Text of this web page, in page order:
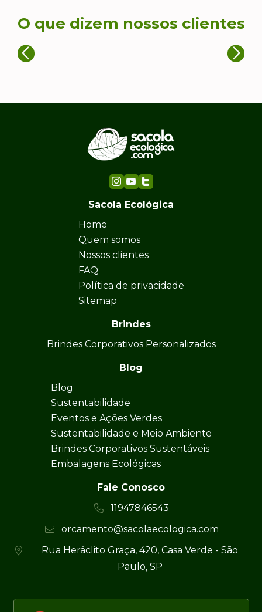
O que dizem nossos clientes
Sacola Ecológica
Home
Quem somos
Nossos clientes
FAQ
Política de privacidade
Sitemap
Brindes
Brindes Corporativos Personalizados
Blog
Blog
Sustentabilidade
Eventos e Ações Verdes
Sustentabilidade e Meio Ambiente
Brindes Corporativos Sustentáveis
Embalagens Ecológicas
Fale Conosco
11947846543
orcamento@sacolaecologica.com
Rua Heráclito Graça, 420, Casa Verde - São
Paulo, SP